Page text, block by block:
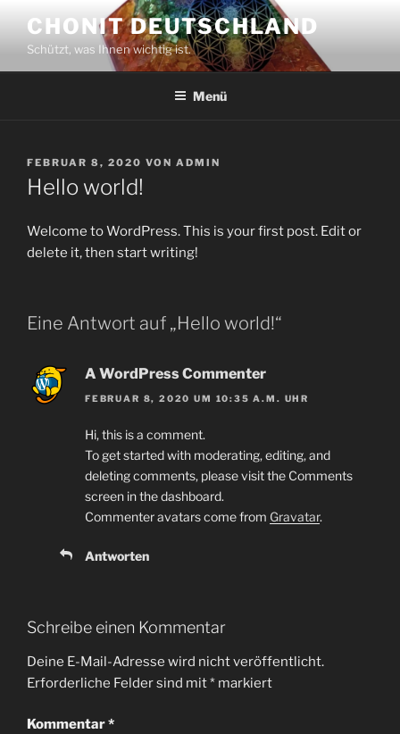
Inhalt
springen
CHONIT DEUTSCHLAND
Schützt, was Ihnen wichtig ist.
Menü
VERÖFFENTLICHT
AM
FEBRUAR 8, 2020 VON ADMIN
Hello world!
Welcome to WordPress. This is your first post. Edit or
delete it, then start writing!
Eine Antwort auf „Hello world!“
A WordPress Commenter
FEBRUAR 8, 2020 UM 10:35 A.M. UHR
Hi, this is a comment.
To get started with moderating, editing, and
deleting comments, please visit the Comments
screen in the dashboard.
Commenter avatars come from Gravatar.
Antworten
Schreibe einen Kommentar
Deine E-Mail-Adresse wird nicht veröffentlicht.
Erforderliche Felder sind mit* markiert
Kommentar*